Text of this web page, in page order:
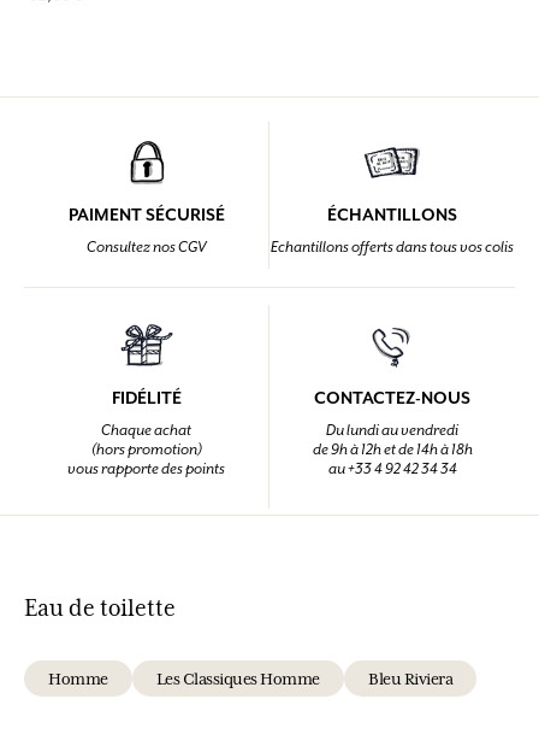
PAIMENT SÉCURISÉ
Consultez nos CGV
ÉCHANTILLONS
Echantillons offerts dans tous vos colis
FIDÉLITÉ
Chaque achat
(hors promotion)
vous rapporte des points
CONTACTEZ-NOUS
Du lundi au vendredi
de 9h à 12h et de 14h à 18h
au +33 4 92 42 34 34
Eau de toilette
Homme Les Classiques Homme Bleu Riviera